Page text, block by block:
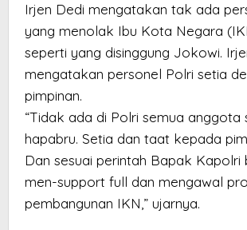
Irjen Dedi mengatakan tak ada
yang menolak Ibu Kota Negara
seperti yang disinggung Jokowi.
mengatakan personel Polri setia
pimpinan.
“Tidak ada di Polri semua anggota
hapabru. Setia dan taat kepada
Dan sesuai perintah Bapak Kapolri
men-support full dan mengawal
pembangunan IKN,” ujarnya.